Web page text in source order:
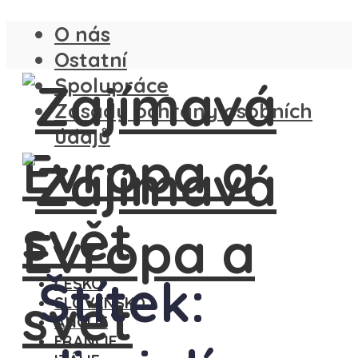
O nás
Ostatní
Spolupráce
Zásady ochrany osobních
údajů
ČESKO
SLOVENSKO
ANGLIE
FRANCIE
Štítek: